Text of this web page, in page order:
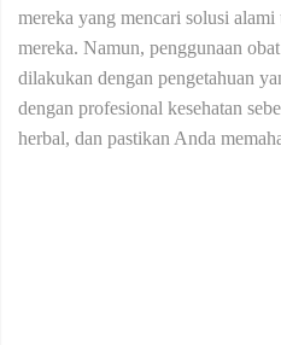
mereka yang mencari solusi alami
mereka. Namun, penggunaan
dilakukan dengan pengetahuan
dengan profesional kesehatan
herbal, dan pastikan Anda